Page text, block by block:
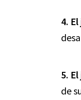
4.
5.
de